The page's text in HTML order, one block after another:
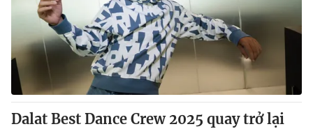
Dalat Best Dance Crew 2025 quay trở lại